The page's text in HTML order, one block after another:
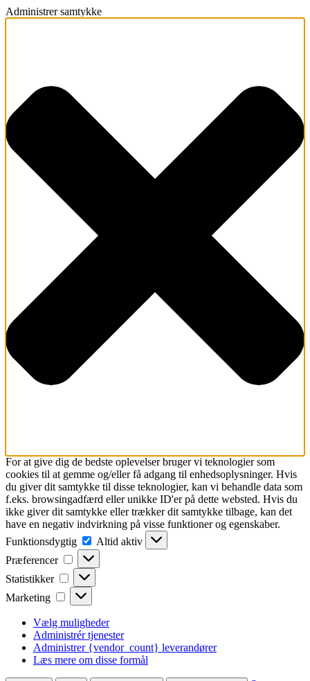
Administrer samtykke
For at give dig de bedste oplevelser bruger vi teknologier som
cookies til at gemme og/eller få adgang til enhedsoplysninger. Hvis
du giver dit samtykke til disse teknologier, kan vi behandle data som
f.eks. browsingadfærd eller unikke ID'er på dette websted. Hvis du
ikke giver dit samtykke eller trækker dit samtykke tilbage, kan det
have en negativ indvirkning på visse funktioner og egenskaber.
Funktionsdygtig
Funktionsdygtig
Altid aktiv
Præferencer
Præferencer
Statistikker Statistikker
Marketing Marketing
Vælg muligheder
Administrér tjenester
Administrer {vendor_count} leverandører
Læs mere om disse formål